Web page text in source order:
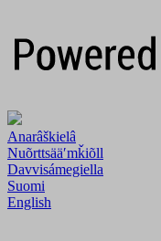
Anarâškielâ
Nuõrttsääʹmǩiõll
Davvisámegiella
Suomi
English